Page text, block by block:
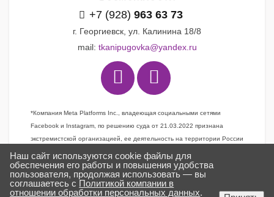
+7 (928) 963 63 73
г. Георгиевск, ул. Калинина 18/8
mail: tkanipugovka@yandex.ru
*Компания Meta Platforms Inc., владеющая социальными сетями
Facebook и Instagram, по решению суда от 21.03.2022 признана
экстремистской организацией, ее деятельность на территории России
запрещена
Задать вопрос
Наш сайт используются cookie файлы для
обеспечения его работы и повышения удобства
пользователя, продолжая использовать — вы
соглашаетесь с Политикой компании в
отношении обработки персональных данных.